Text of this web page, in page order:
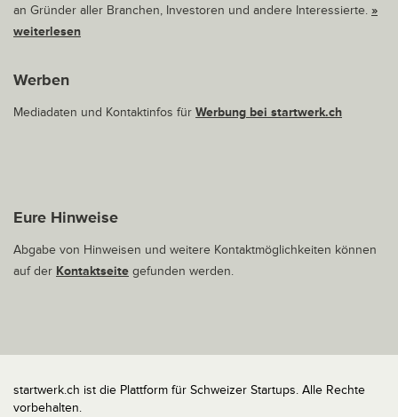
an Gründer aller Branchen, Investoren und andere Interessierte. »
weiterlesen
Werben
Mediadaten und Kontaktinfos für Werbung bei startwerk.ch
Eure Hinweise
Abgabe von Hinweisen und weitere Kontaktmöglichkeiten können
auf der Kontaktseite gefunden werden.
startwerk.ch ist die Plattform für Schweizer Startups. Alle Rechte
vorbehalten.